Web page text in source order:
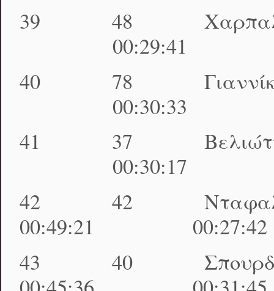
39 48
00:29:41
40 78
00:30:33
41 37
00:30:17
42 42
00:49:21
43 40